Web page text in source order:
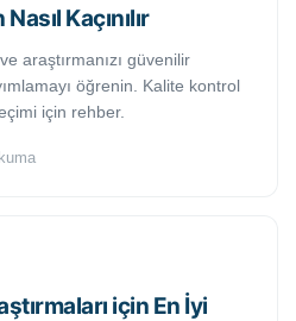
Kaçınılır
araştırmanızı güvenilir
öğrenin. Kalite kontrol
için rehber.
için En İyi